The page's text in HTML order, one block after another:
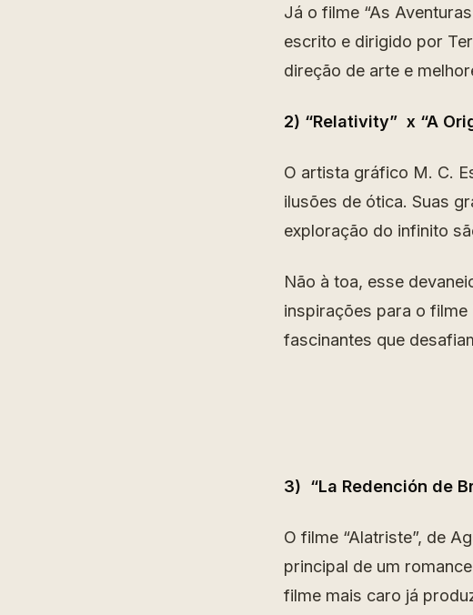
Já o filme “As
escrito e dirigido por
direção de arte e
2) “Relativity” x “A
O artista gráfico M. C.
ilusões de ótica. Suas
exploração do infinito
Não à toa, esse
inspirações para o filme
fascinantes que
3) “La Redención de
O filme “Alatriste”, de
principal de um
filme mais caro já